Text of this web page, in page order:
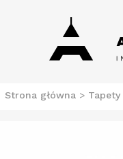
Archinova Studio
Salon meblowy
Strona główna > Tapety